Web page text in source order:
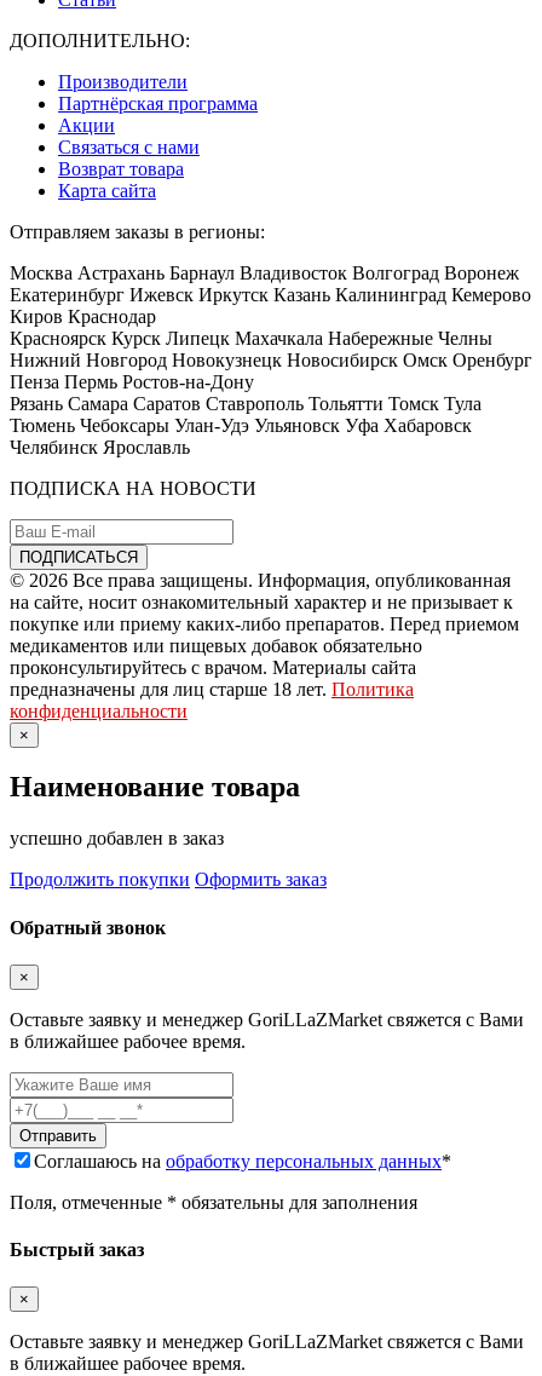
ДОПОЛНИТЕЛЬНО:
Производители
Партнёрская программа
Акции
Связаться с нами
Возврат товара
Карта сайта
Отправляем заказы в регионы:
Москва Астрахань Барнаул Владивосток Волгоград Воронеж
Екатеринбург Ижевск Иркутск Казань Калининград Кемерово
Киров Краснодар
Красноярск Курск Липецк Махачкала Набережные Челны
Нижний Новгород Новокузнецк Новосибирск Омск Оренбург
Пенза Пермь Ростов-на-Дону
Рязань Самара Саратов Ставрополь Тольятти Томск Тула
Тюмень Чебоксары Улан-Удэ Ульяновск Уфа Хабаровск
Челябинск Ярославль
ПОДПИСКА НА НОВОСТИ
© 2026 Все права защищены. Информация, опубликованная
на сайте, носит ознакомительный характер и не призывает к
покупке или приему каких-либо препаратов. Перед приемом
медикаментов или пищевых добавок обязательно
проконсультируйтесь с врачом. Материалы сайта
предназначены для лиц старше 18 лет. Политика
конфиденциальности
×
Наименование товара
успешно добавлен в заказ
Продолжить покупки Оформить заказ
Обратный звонок
×
Оставьте заявку и менеджер GoriLLaZMarket свяжется с Вами
в ближайшее рабочее время.
Соглашаюсь на обработку персональных данных*
Поля, отмеченные * обязательны для заполнения
Быстрый заказ
×
Оставьте заявку и менеджер GoriLLaZMarket свяжется с Вами
в ближайшее рабочее время.